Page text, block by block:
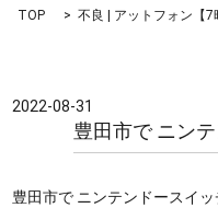
TOP 不良 | アットフォン【7
2022-08-31
豊田市で ニン
豊田市で ニンテンドースイ